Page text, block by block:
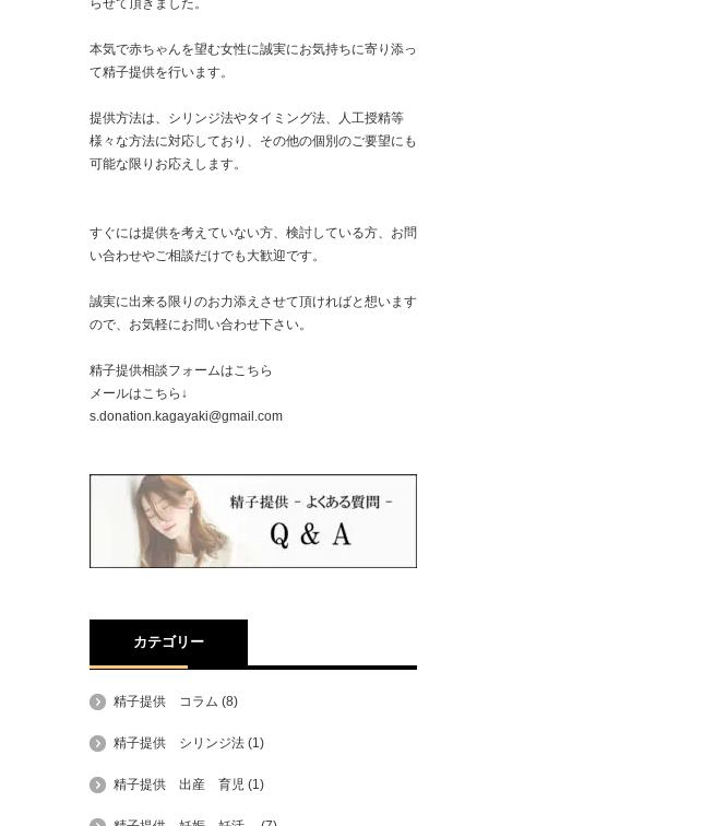
らせて頂きました。
本気で赤ちゃんを望む女性に誠実にお気持ちに寄り添っ
て精子提供を行います。
提供方法は、シリンジ法やタイミング法、人工授精等
様々な方法に対応しており、その他の個別のご要望にも
可能な限りお応えします。
すぐには提供を考えていない方、検討している方、お問
い合わせやご相談だけでも大歓迎です。
誠実に出来る限りのお力添えさせて頂ければと想います
ので、お気軽にお問い合わせ下さい。
精子提供相談フォームはこちら
メールはこちら↓
s.donation.kagayaki@gmail.com
カテゴリー
精子提供 コラム (8)
精子提供 シリンジ法 (1)
精子提供 出産 育児 (1)